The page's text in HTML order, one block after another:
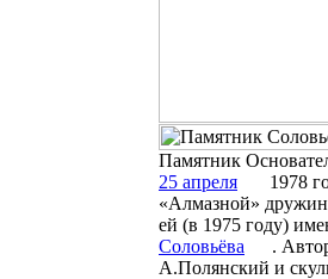
Памятник
25 апреля
1978
«Алмазной»
ей (в 1975 году)
Соловьёва
.
А.Полянский и